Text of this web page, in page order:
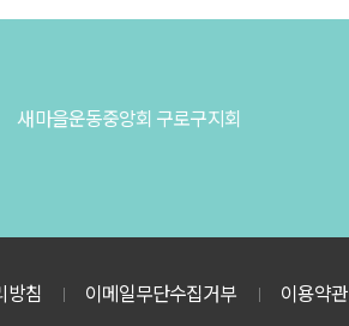
로구지회 학교너머더큰학교
방침 이메일무단수집거부 이용약관